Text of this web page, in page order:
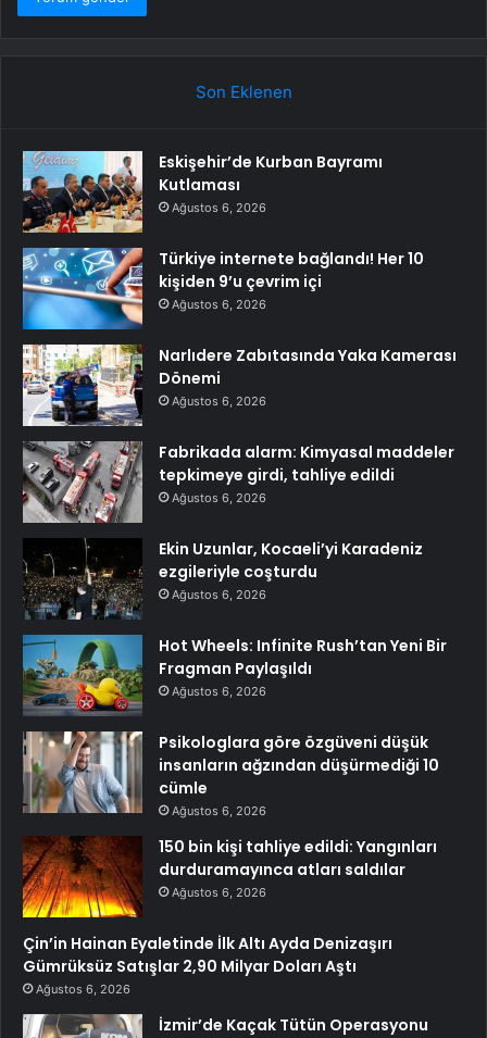
Son Eklenen
Eskişehir’de Kurban Bayramı
Kutlaması
Ağustos 6, 2026
Türkiye internete bağlandı! Her 10
kişiden 9’u çevrim içi
Ağustos 6, 2026
Narlıdere Zabıtasında Yaka Kamerası
Dönemi
Ağustos 6, 2026
Fabrikada alarm: Kimyasal maddeler
tepkimeye girdi, tahliye edildi
Ağustos 6, 2026
Ekin Uzunlar, Kocaeli’yi Karadeniz
ezgileriyle coşturdu
Ağustos 6, 2026
Hot Wheels: Infinite Rush’tan Yeni Bir
Fragman Paylaşıldı
Ağustos 6, 2026
Psikologlara göre özgüveni düşük
insanların ağzından düşürmediği 10
cümle
Ağustos 6, 2026
150 bin kişi tahliye edildi: Yangınları
durduramayınca atları saldılar
Ağustos 6, 2026
Çin’in Hainan Eyaletinde İlk Altı Ayda Denizaşırı
Gümrüksüz Satışlar 2,90 Milyar Doları Aştı
Ağustos 6, 2026
İzmir’de Kaçak Tütün Operasyonu